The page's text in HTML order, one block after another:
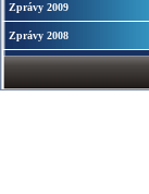
Zprávy 2009
Zprávy 2008